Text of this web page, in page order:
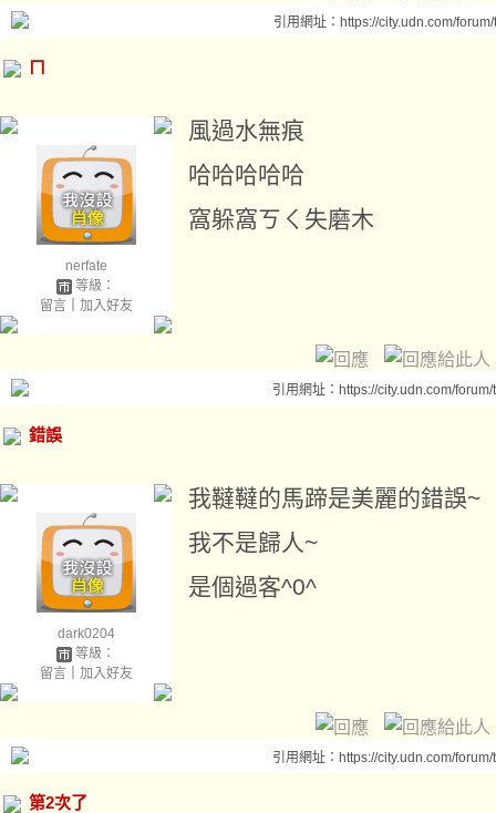
引用網址：https://city.udn.com/
ㄇ
nerfate
等級：
留言｜ 加入好友
風過水無痕
哈哈哈哈哈
窩躲窩ㄎㄑ失磨木
引用網址：https://city.udn.com/
錯誤
dark0204
等級：
留言｜ 加入好友
我韃韃的馬蹄是美麗的錯誤~
我不是歸人~
是個過客^0^
引用網址：https://city.udn.com/
第2次了